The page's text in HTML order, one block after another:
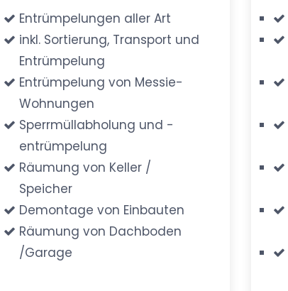
Entrümpelungen aller Art
inkl. Sortierung, Transport und
Entrümpelung
Entrümpelung von Messie-
Wohnungen
Sperrmüllabholung und -
entrümpelung
Räumung von Keller /
Speicher
Demontage von Einbauten
Räumung von Dachboden
/Garage